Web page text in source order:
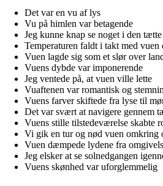
Det var en vu af lys
Vu på himlen var betagende
Jeg kunne knap se noget i den
Temperaturen faldt i takt med vuen
Vuen lagde sig som et slør over
Vuens dybde var imponerende
Jeg ventede på, at vuen ville lette
Vuaftenen var romantisk og
Vuens farver skiftede fra lyse til
Det var svært at navigere gennem
Vuens stille tilstedeværelse skabte
Vi gik en tur og nød vuen omkring
Vuen dæmpede lydene fra
Jeg elsker at se solnedgangen
Vuens skønhed var uforglemmelig